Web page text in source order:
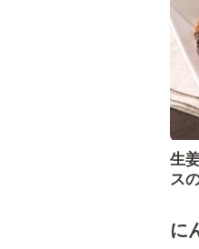
生
ス
に